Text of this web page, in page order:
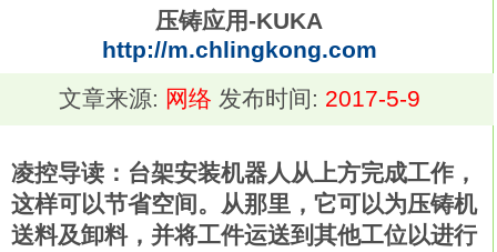
压铸应用-KUKA
http://m.chlingkong.com
文章来源: 网络 发布时间: 2017-5-9
凌控导读： 台架安装机器人从上方完成工作，
这样可以节省空间。从那里，它可以为压铸机
送料及卸料，并将工件运送到其他工位以进行